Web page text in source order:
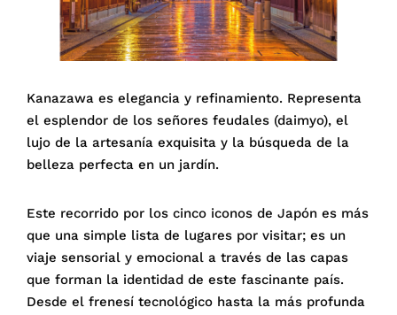
Kanazawa es elegancia y refinamiento. Representa
el esplendor de los señores feudales (daimyo), el
lujo de la artesanía exquisita y la búsqueda de la
belleza perfecta en un jardín.
Este recorrido por los cinco iconos de Japón es más
que una simple lista de lugares por visitar; es un
viaje sensorial y emocional a través de las capas
que forman la identidad de este fascinante país.
Desde el frenesí tecnológico hasta la más profunda